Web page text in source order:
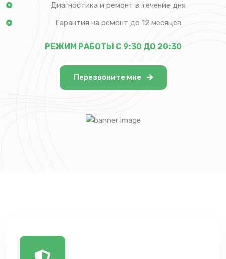
Диагностика и ремонт в течение дня
Гарантия на ремонт до 12 месяцев
РЕЖИМ РАБОТЫ С 9:30 ДО 20:30
Перезвоните мне